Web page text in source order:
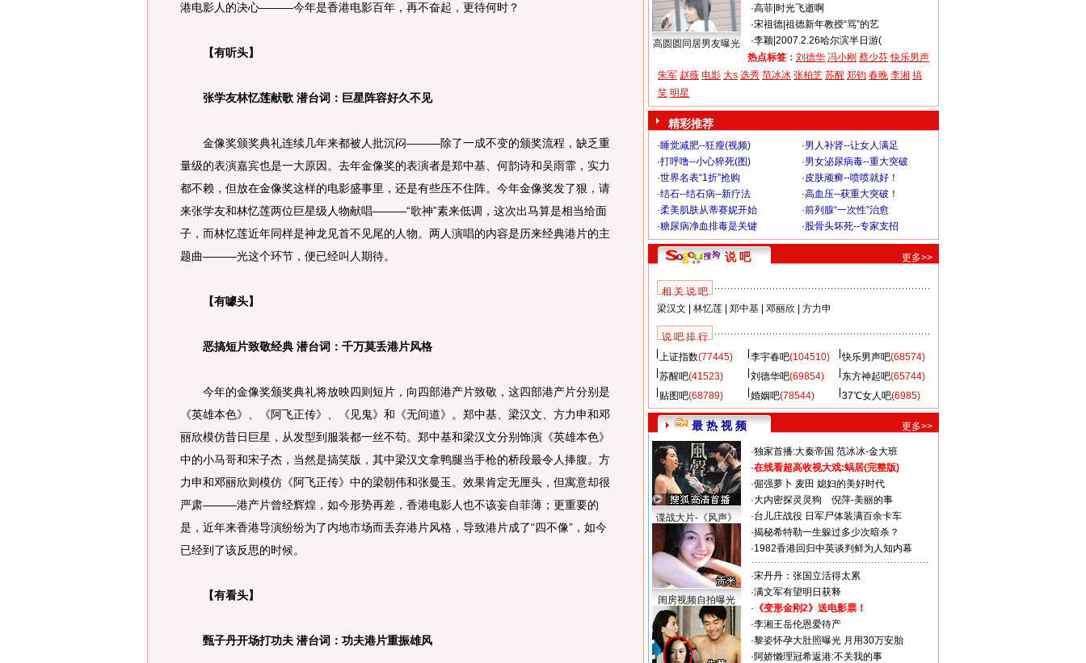
港电影人的决心———今年是香港电影百年，再不奋起，更待何时？
【有听头】
张学友林忆莲献歌 潜台词：巨星阵容好久不见
金像奖颁奖典礼连续几年来都被人批沉闷———除了一成不变的颁奖流程，缺乏重
量级的表演嘉宾也是一大原因。去年金像奖的表演者是郑中基、何韵诗和吴雨霏，实力
都不赖，但放在金像奖这样的电影盛事里，还是有些压不住阵。今年金像奖发了狠，请
来张学友和林忆莲两位巨星级人物献唱———“歌神”素来低调，这次出马算是相当给面
子，而林忆莲近年同样是神龙见首不见尾的人物。两人演唱的内容是历来经典港片的主
题曲———光这个环节，便已经叫人期待。
【有噱头】
恶搞短片致敬经典 潜台词：千万莫丢港片风格
今年的金像奖颁奖典礼将放映四则短片，向四部港产片致敬，这四部港产片分别是
《英雄本色》、《阿飞正传》、《见鬼》和《无间道》。郑中基、梁汉文、方力申和邓
丽欣模仿昔日巨星，从发型到服装都一丝不苟。郑中基和梁汉文分别饰演《英雄本色》
中的小马哥和宋子杰，当然是搞笑版，其中梁汉文拿鸭腿当手枪的桥段最令人捧腹。方
力申和邓丽欣则模仿《阿飞正传》中的梁朝伟和张曼玉。效果肯定无厘头，但寓意却很
严肃———港产片曾经辉煌，如今形势再差，香港电影人也不该妄自菲薄；更重要的
是，近年来香港导演纷纷为了内地市场而丢弃港片风格，导致港片成了“四不像”，如今
已经到了该反思的时候。
【有看头】
甄子丹开场打功夫 潜台词：功夫港片重振雄风
高圆圆同居男友曝光
·高菲| 时光飞逝啊
·宋祖德| 祖德新年教授“骂”的艺
·李颖| 2007.2.26哈尔滨半日游(
热点标签： 刘德华 冯小刚 蔡少芬 快乐男声
朱军 赵薇 电影 大s 选秀 范冰冰 张柏芝 苏醒 郑钧 春晚 李湘 搞
笑 明星
精彩推荐
·睡觉减肥--狂瘦(视频) ·男人补肾--让女人满足
·打呼噜--小心猝死(图) ·男女泌尿病毒--重大突破
·世界名表“1折”抢购 ·皮肤顽癣--喷喷就好！
·结石--结石病--新疗法 ·高血压--获重大突破！
·柔美肌肤从蒂赛妮开始 ·前列腺“一次性”治愈
·糖尿病净血排毒是关键 ·股骨头坏死--专家支招
说 吧 更多>>
相 关 说 吧
梁汉文
林忆莲| 郑中基| 邓丽欣 方力申
说 吧 排 行
上证指数(77445) 李宇春吧(104510) 快乐男声吧(68574)
苏醒吧(41523) 刘德华吧(69854) 东方神起吧(65744)
贴图吧(68789) 婚姻吧(78544) 37℃女人吧(6985)
最 热 视 频 更多>>
谍战大片-《风声》
闺房视频自拍曝光
·独家首播:大秦帝国 范冰冰-金大班
·在线看超高收视大戏:蜗居(完整版)
·倔强萝卜 麦田 媳妇的美好时代
·大内密探灵灵狗
倪萍-美丽的事
·台儿庄战役 日军尸体装满百余卡车
·揭秘希特勒一生躲过多少次暗杀？
·1982香港回归中英谈判鲜为人知内幕
·宋丹丹：张国立活得太累
·满文军有望明日获释
· 《变形金刚2》送电影票！
·李湘王岳伦恩爱待产
·黎姿怀孕大肚照曝光 月用30万安胎
·阿娇懒理冠希返港:不关我的事